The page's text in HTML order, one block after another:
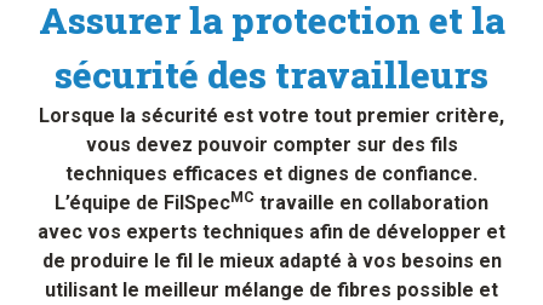
Assurer la protection et la
sécurité des travailleurs
Lorsque la sécurité est votre tout premier critère,
vous devez pouvoir compter sur des fils
techniques efficaces et dignes de confiance.
L’équipe de FilSpecMC travaille en collaboration
avec vos experts techniques afin de développer et
de produire le fil le mieux adapté à vos besoins en
utilisant le meilleur mélange de fibres possible et